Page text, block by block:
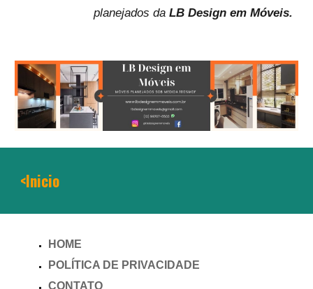
planejados da LB Design em Móveis.
<Inicio
HOME
POLÍTICA DE PRIVACIDADE
CONTATO